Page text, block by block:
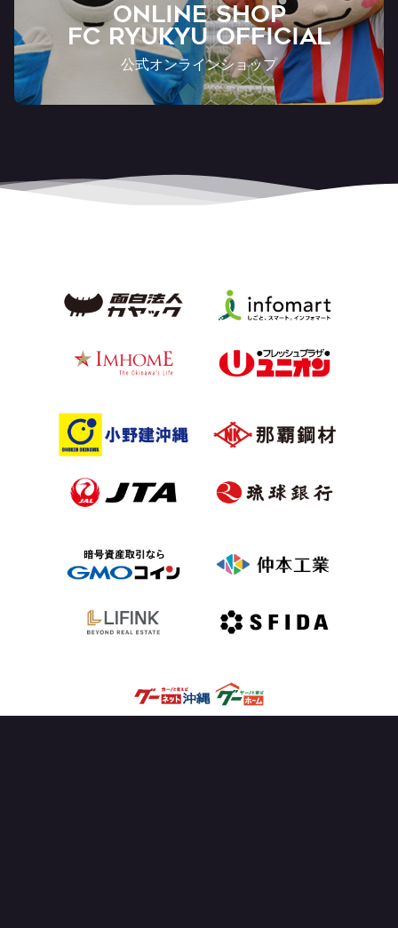
ONLINE SHOP
FC RYUKYU OFFICIAL
公式オンラインショップ